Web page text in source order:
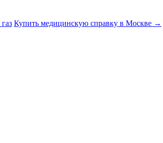
Купить медицинскую справку в Москве →